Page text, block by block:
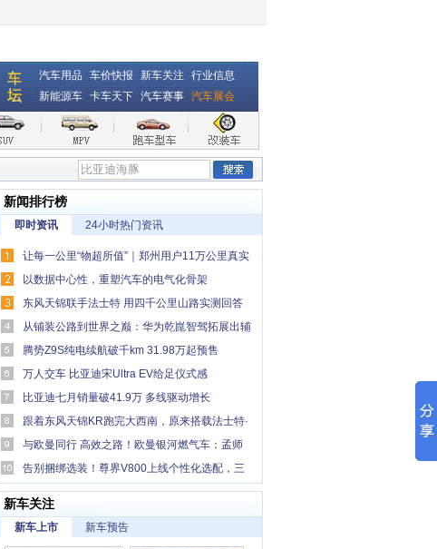
汽车用品 车价快报 新车关注 行业信息
新能源车 卡车天下 汽车赛事 汽车展会
新闻排行榜
即时资讯 24小时热门资讯
让每一公里“物超所值”｜郑州用户11万公里真实
口碑，卡文小卡撑起一个家
以数据中心性，重塑汽车的电气化骨架
东风天锦联手法士特 用四千公里山路实测回答
何为“中卡创富优解”
从铺装公路到世界之巅：华为乾崑智驾拓展出辅
助驾驶“最后一公里”
腾势Z9S纯电续航破千km 31.98万起预售
万人交车 比亚迪宋Ultra EV给足仪式感
比亚迪七月销量破41.9万 多线驱动增长
跟着东风天锦KR跑完大西南，原来搭载法士特·
易行这么香！
与欧曼同行 高效之路！欧曼银河燃气车：孟师
傅跨省长途干线增收利器
告别捆绑选装！尊界V800上线个性化选配，三
大版本覆盖多元需求
新车关注
新车上市 新车预告